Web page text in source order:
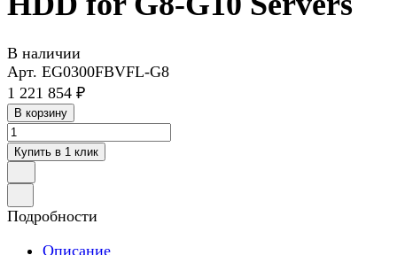
В наличии
Арт. EG0300FBVFL-G8
1 221 854 ₽
В корзину
Купить в 1 клик
Подробности
Описание